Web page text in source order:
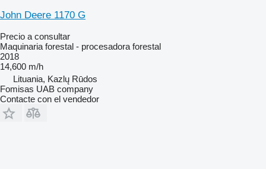
John Deere 1170 G
Precio a consultar
Maquinaria forestal - procesadora forestal
2018
14,600 m/h
Lituania, Kazlų Rūdos
Fomisas UAB company
Contacte con el vendedor